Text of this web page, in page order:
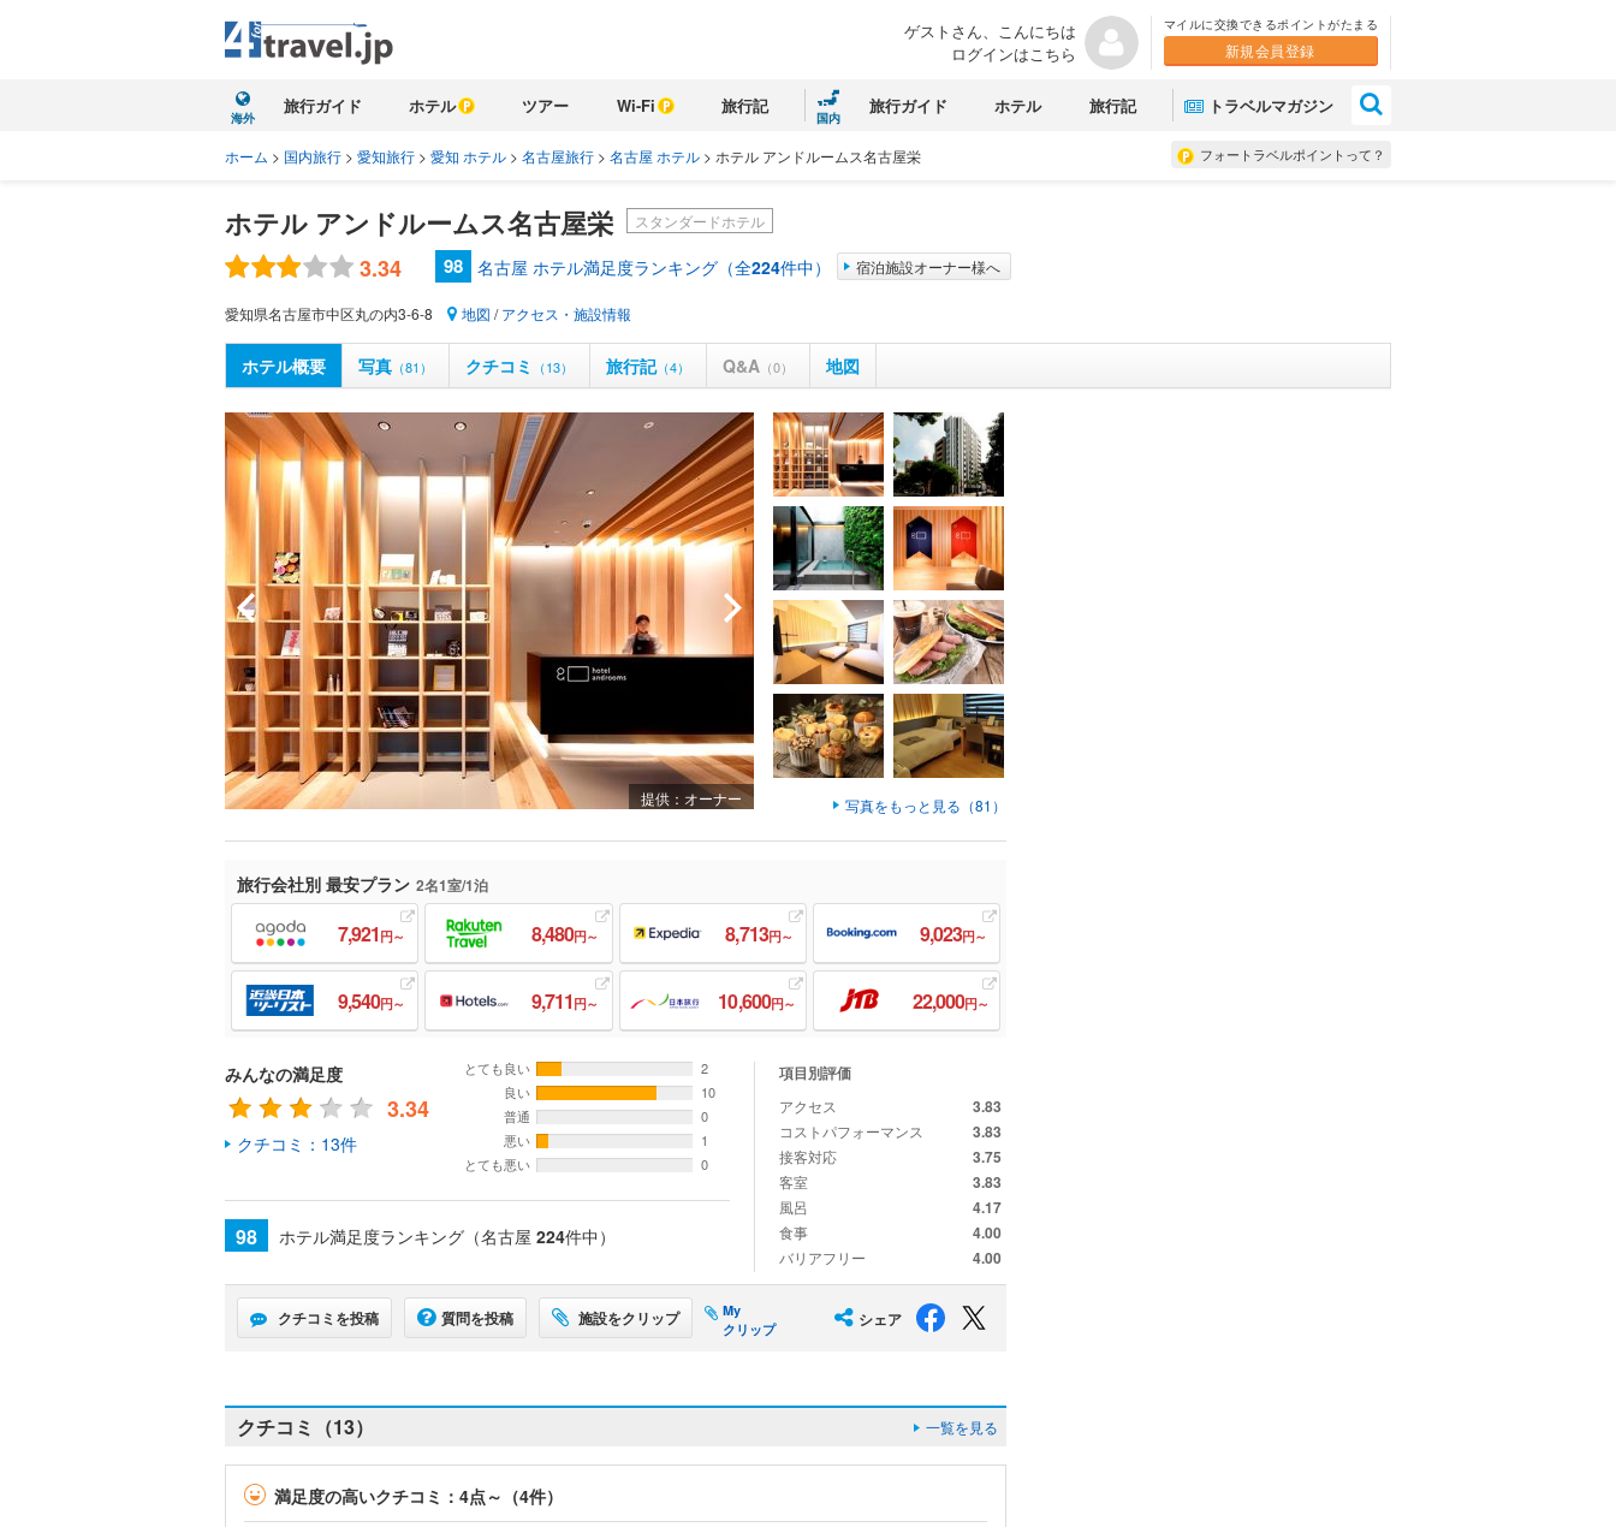
ゲストさん、こんにちは
ログインはこちら
マイルに交換できるポイントがたまる
新規会員登録
海外
旅行ガイド ホテル ツアー Wi-Fi 旅行記
国内
旅行ガイド ホテル 旅行記 トラベルマガジン
フォートラベルポイントって？
ホーム > 国内旅行 > 愛知旅行 > 愛知 ホテル > 名古屋旅行 > 名古屋 ホテル > ホテル アンドルームス名古屋栄
ホテル アンドルームス名古屋栄 スタンダードホテル
3.34 98 名古屋 ホテル満足度ランキング（全224件中） 宿泊施設オーナー様へ
愛知県名古屋市中区丸の内3-6-8 地図 /アクセス・施設情報
ホテル概要 写真 （81） クチコミ （13） 旅行記（4） Q&A （0） 地図
提供：オーナー 写真をもっと見る（81）
旅行会社別 最安プラン 2名1室/1泊
7,921 円～ 8,480円～ 8,713円～ 9,023円～
9,540円～ 9,711 円～ 10,600円～ 22,000円～
みんなの満足度
3.34
クチコミ：13件
とても良い
2
良い
10
普通
0
悪い
1
とても悪い
0
98 ホテル満足度ランキング（名古屋 224件中）
項目別評価
アクセス 3.83
コストパフォーマンス 3.83
接客対応 3.75
客室 3.83
風呂 4.17
食事 4.00
バリアフリー 4.00
クチコミを投稿 質問を投稿 施設をクリップ
My
クリップ
シェア
クチコミ（13） 一覧を見る
満足度の高いクチコミ：4点～（4件）